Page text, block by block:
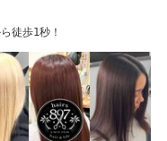
徒歩1秒！